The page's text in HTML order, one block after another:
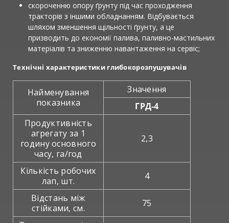
скороченню опору ґрунту під час проходження
тракторів з іншими обладнанням. Відбувається
шляхом зменшення щільності ґрунту, а це
призводить до економії палива, паливно-мастильних
матеріалів та зниженню навантаження на сервіс;
Технічні характеристики глибокорозпушувачів
Найменування
показника
Значення
ГРД-4
Продуктивність
агрегату за 1
годину основного
часу, га/год
2,3
Кількість робочих
лап, шт.
4
Відстань між
стійками, см.
75